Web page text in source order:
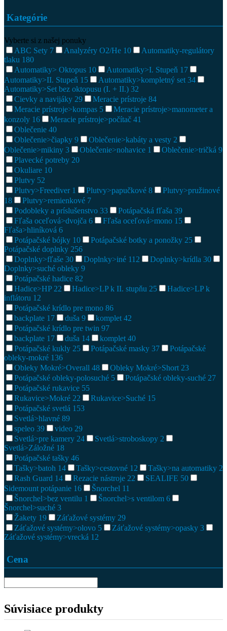
Kategórie
Vyberte si z našej ponuky
ABC Sety 7 Analyzéry O2/He 10
Automatiky-regulátory
tlaku 180
Automatiky> Oktopus 10 Automatiky>I. Stupeň 17
Automatiky>II. Stupeň 15 Automatiky>kompletný set 34
Automatiky>Set bez oktopusu (I. + II.) 32
Cievky a navijáky 29 Meracie prístroje 84
Meracie prístroje>kompas 5
Meracie prístroje>manometer a
konzoly 16 Meracie prístroje>počítač 41
Oblečenie 40
Oblečenie>čiapky 9 Oblečenie>kabáty a vesty 2
Oblečenie>mikiny 3 Oblečenie>nohavice 1 Oblečenie>tričká 9
Plavecké potreby 20
Okuliare 10
Plutvy 52
Plutvy>Freediver 1 Plutvy>papučkové 8
Plutvy>pružinové
18
Plutvy>remienkové 7
Podobleky a príslušenstvo 33 Potápačská fľaša 39
Fľaša oceľová>dvojča 6 Fľaša oceľová>mono 15
Fľaša>hliníková 6
Potápačské bójky 10 Potápačské botky a ponožky 25
Potápačské doplnky 256
Doplnky>fľaše 30 Doplnky>iné 112 Doplnky>krídla 30
Doplnky>suché obleky 9
Potápačské hadice 82
Hadice>HP 22 Hadice>LP k II. stupňu 25
Hadice>LP k
inflátoru 12
Potápačské krídlo pre mono 86
backplate 17 duša 9 komplet 42
Potápačské krídlo pre twin 97
backplate 17 duša 14 komplet 40
Potápačské kukly 25 Potápačské masky 37
Potápačské
obleky-mokré 136
Obleky Mokré>Overall 48 Obleky Mokré>Short 23
Potápačské obleky-polosuché 5 Potápačské obleky-suché 27
Potápačské rukavice 55
Rukavice>Mokré 22 Rukavice>Suché 15
Potápačské svetlá 153
Svetlá>hlavné 89
speleo 39 video 29
Svetlá>pre kamery 24 Svetlá>stroboskopy 2
Svetlá>Záložné 18
Potápačské tašky 46
Tašky>batoh 14 Tašky>cestovné 12 Tašky>na automatiky 2
Rash Guard 14 Rezacie nástroje 22 SEALIFE 50
Sidemount potápanie 16 Šnorchel 11
Šnorchel>bez ventilu 1 Šnorchel>s ventilom 6
Šnorchel>suché 3
Žakety 19 Záťažové systémy 29
Záťažové systémy>olovo 5 Záťažové systémy>opasky 3
Záťažové systémy>vrecká 12
Cena
Súvisiace produkty